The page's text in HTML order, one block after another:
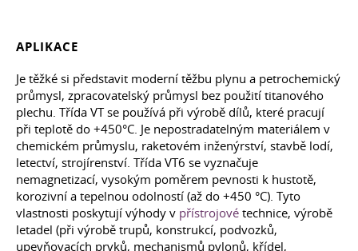
APLIKACE
Je těžké si představit moderní těžbu plynu a petrochemický
průmysl, zpracovatelský průmysl bez použití titanového
plechu. Třída VT se používá při výrobě dílů, které pracují
při teplotě do +450°С. Je nepostradatelným materiálem v
chemickém průmyslu, raketovém inženýrství, stavbě lodí,
letectví, strojírenství. Třída VT6 se vyznačuje
nemagnetizací, vysokým poměrem pevnosti k hustotě,
korozivní a tepelnou odolností (až do +450 °С). Tyto
vlastnosti poskytují výhody v přístrojové technice, výrobě
letadel (při výrobě trupů, konstrukcí, podvozků,
upevňovacích prvků, mechanismů pylonů, křídel,